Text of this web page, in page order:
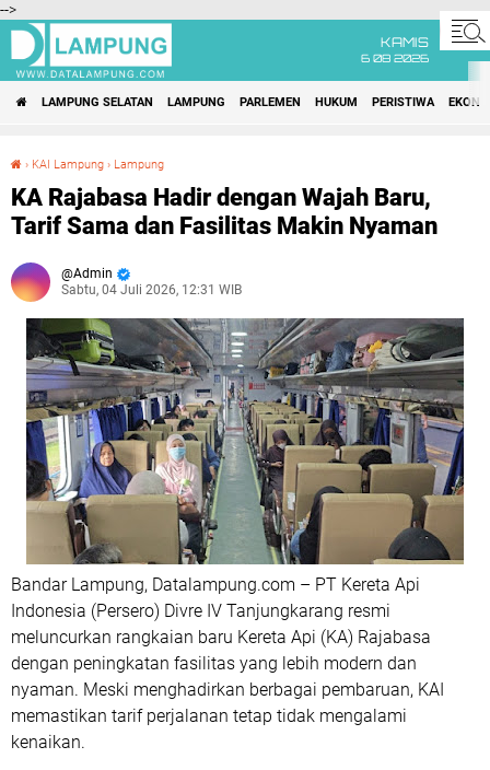
-->
KAMIS
6 08 2026
LAMPUNG SELATAN LAMPUNG PARLEMEN HUKUM PERISTIWA
› KAI Lampung › Lampung
KA Rajabasa Hadir dengan Wajah Baru,
Tarif Sama dan Fasilitas Makin Nyaman
Admin
Sabtu, 04 Juli 2026, 12:31 WIB
Bandar Lampung, Datalampung.com – PT Kereta Api
Indonesia (Persero) Divre IV Tanjungkarang resmi
meluncurkan rangkaian baru Kereta Api (KA) Rajabasa
dengan peningkatan fasilitas yang lebih modern dan
nyaman. Meski menghadirkan berbagai pembaruan, KAI
memastikan tarif perjalanan tetap tidak mengalami
kenaikan.